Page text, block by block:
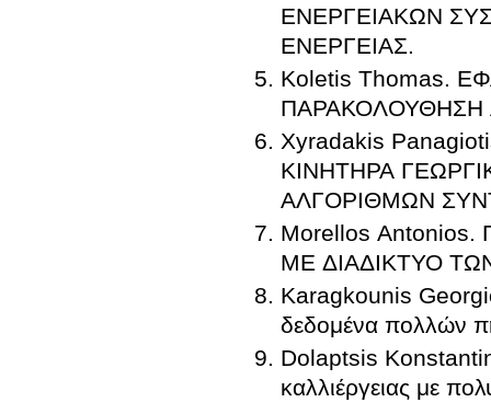
ΕΝΕΡΓΕΙΑΚΩΝ
ΕΝΕΡΓΕΙΑΣ.
Koletis Thomas.
Xyradakis
ΚΙΝΗΤΗΡΑ
ΑΛΓΟΡΙΘΜΩΝ
Morellos
ΜΕ ΔΙΑΔΙΚΤΥΟ
Karagkounis
δεδομένα πολλών
Dolaptsis
καλλιέργειας με